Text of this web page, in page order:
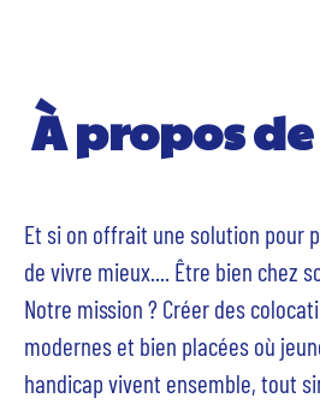
À propos
Et si on offrait une solution pour
de vivre mieux.... Être bien chez
Notre mission ? Créer des
modernes et bien placées où
handicap vivent ensemble, tout